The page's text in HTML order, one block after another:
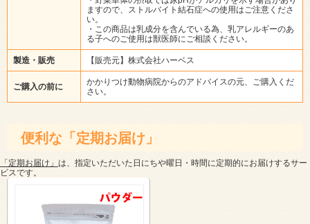
ますので、ストルバイト結石症への使用はご注意くださ
い。
・この商品は乳成分を含んでいる為、乳アレルギーのあ
る子へのご使用は獣医師にご相談ください。
製造・販売 【販売元】株式会社ハーベス
ご購入の前に
かかりつけ動物病院からのアドバイスの元、ご購入くだ
さい。
便利な「定期お届け」
「定期お届け」 は、指定いただいた日にちや曜日・時間に定期的にお届けするサー
ビスです。